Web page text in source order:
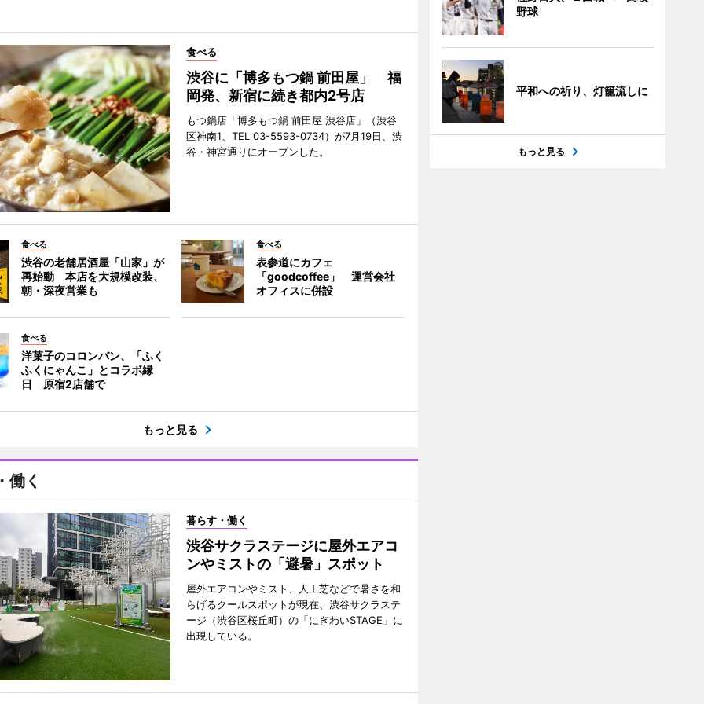
食べる
渋谷に「博多もつ鍋 前田屋」 福
岡発、新宿に続き都内2号店
もつ鍋店「博多もつ鍋 前田屋 渋谷店」（渋谷
区神南1、TEL 03-5593-0734）が7月19日、渋
谷・神宮通りにオープンした。
食べる
渋谷の老舗居酒屋「山家」が
再始動 本店を大規模改装、
朝・深夜営業も
食べる
表参道にカフェ
「goodcoffee」 運営会社
オフィスに併設
食べる
洋菓子のコロンバン、「ふく
ふくにゃんこ」とコラボ縁
日 原宿2店舗で
もっと見る
働く
暮らす・働く
渋谷サクラステージに屋外エアコ
ンやミストの「避暑」スポット
屋外エアコンやミスト、人工芝などで暑さを和
らげるクールスポットが現在、渋谷サクラステ
ージ（渋谷区桜丘町）の「にぎわいSTAGE」に
出現している。
野球
平和への祈り、灯籠流しに
もっと見る